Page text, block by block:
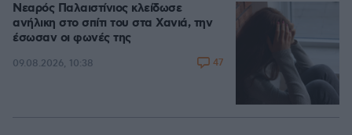
Νεαρός Παλαιστίνιος κλείδωσε
ανήλικη στο σπίτι του στα Χανιά, την
έσωσαν οι φωνές της
09.08.2026, 10:38 47